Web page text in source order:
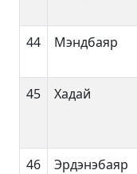
44
Мэндбаяр
45
Хадай
46 Эрдэнэбаяр